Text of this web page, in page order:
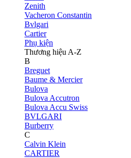
Zenith
Vacheron Constantin
Bvlgari
Cartier
Phụ kiện
Thương hiệu A-Z
B
Breguet
Baume & Mercier
Bulova
Bulova Accutron
Bulova Accu Swiss
BVLGARI
Burberry
C
Calvin Klein
CARTIER